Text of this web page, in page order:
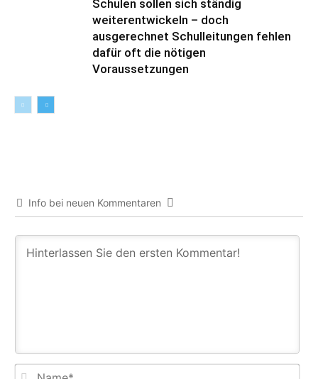
Schulen sollen sich ständig
weiterentwickeln – doch
ausgerechnet Schulleitungen fehlen
dafür oft die nötigen
Voraussetzungen
Info bei neuen Kommentaren